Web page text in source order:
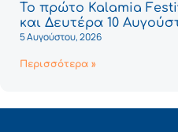
Το πρώτο Kalamia
και Δευτέρα 10
5 Αυγούστου, 2026
Περισσότερα »